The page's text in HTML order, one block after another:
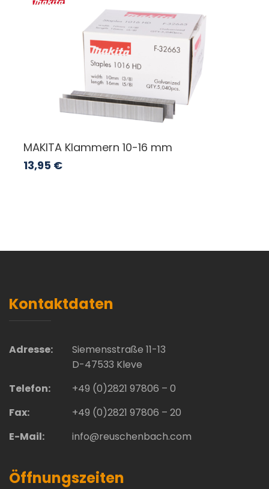
MAKITA Klammern 10-16 mm
13,95 €
Kontaktdaten
Adresse:
Siemensstraße 11-13
D-47533 Kleve
Telefon:
+49 (0)2821 97806 – 0
Fax:
+49 (0)2821 97806 – 20
E-Mail:
info@reuschenbach.com
Öffnungszeiten